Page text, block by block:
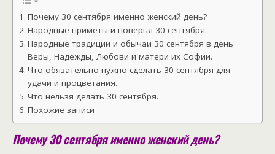
Почему 30 сентября именно женский день?
Народные приметы и поверья 30 сентября.
Народные традиции и обычаи 30 сентября в день
Веры, Надежды, Любови и матери их Софии.
Что обязательно нужно сделать 30 сентября для
удачи и процветания.
Что нельзя делать 30 сентября.
Похожие записи
Почему 30 сентября именно женский день?